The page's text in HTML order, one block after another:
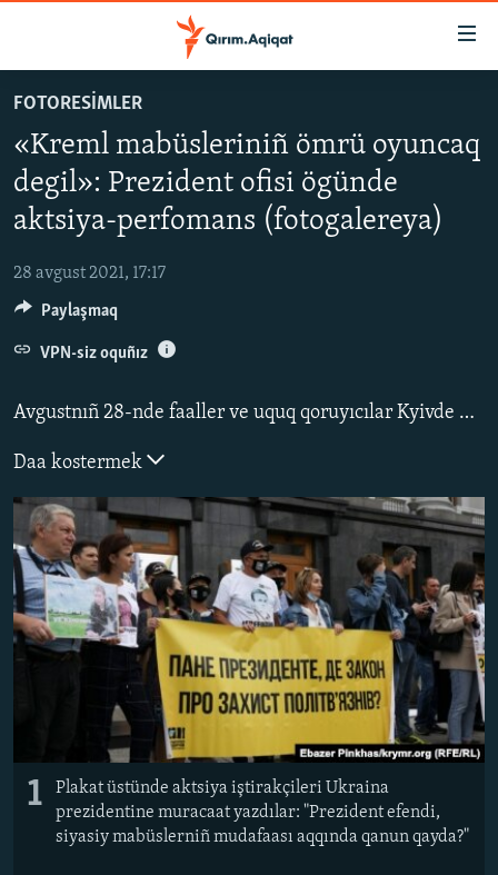
mündericege
qaytmaq
Baş
navigatsiyağa
qaytmaq
qaytmaq
SİYASET
İQTİSADİYAT
CEMİYET
MEDENİYET
İNSAN AQLARI
VİDEO
SÜRET
Русский
Українською
QOŞULIÑIZ!
RFE/RS bütün saytları
FOTORESİMLER
«Kreml mabüsleriniñ ömrü oyuncaq
degil»: Prezident ofisi ögünde
aktsiya-perfomans (fotogalereya)
28 avgust 2021, 17:17
Avgustnıñ 28-nde faaller ve uquq qoruyıcılar Kyivde Prezident ofisi ögünde «Kreml mabüsleriniñ ömrü oyuncaq degil» adlı aktsiya-perfomans keçirdiler.
Daa kostermek
1
Plakat üstünde aktsiya iştirakçileri Ukraina
prezidentine muracaat yazdılar: "Prezident efendi,
siyasiy mabüslerniñ mudafaası aqqında qanun qayda?"
Paylaşmaq
VPN-siz oquñız